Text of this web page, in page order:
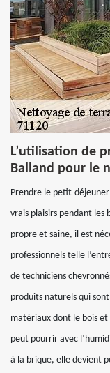
L’utilisation de
Balland pour le
Prendre le petit-
vrais plaisirs pendant les
propre et saine, il est
professionnels telle
de techniciens
produits naturels qui
matériaux dont le bois
peut pourrir avec
à la brique, elle devient